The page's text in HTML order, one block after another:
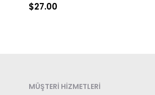
$27.00
MÜŞTERİ HİZMETLERİ